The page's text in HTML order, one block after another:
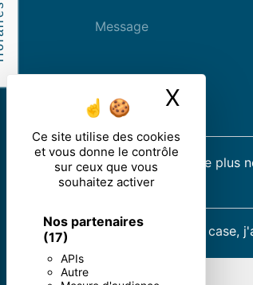
Ce site utilise des cookies
et vous donne le contrôle
sur ceux que vous
souhaitez activer
Nos partenaires
(17)
APIs
Autre
X
Combien font quatre plus
En cochant cette case,